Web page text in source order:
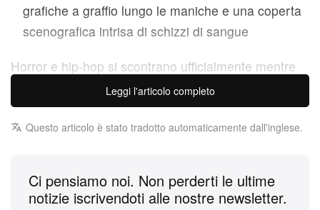
grafiche a graffio lungo le maniche e una coperta
scenografica intrisa di schizzi di sangue
Horror e hip-hop si scontrano ufficialmente mentre
Don Toliver e l’etichetta Cactus Jack di Travis Scott
presentano una capsule collection di abbigliamento
in edizione limitata in collaborazione con il
Rileggendo uno dei franchise più riconoscibili del
cinema attraverso la lente cupa e street
Leggi l'articolo completo
Questo articolo è stato tradotto automaticamente dall'inglese.
Ci pensiamo noi. Non perderti le ultime
notizie iscrivendoti alle nostre newsletter.